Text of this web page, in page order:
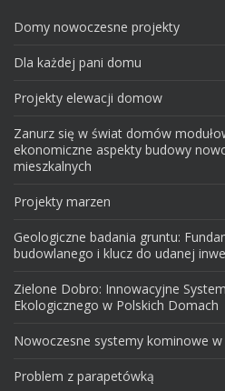
Domy nowoczesne projekty
Dla każdej pani domu
Projekty elewacji domow
Zanurz się w świat domów
ekonomiczne aspekty budowy
mieszkalnych
Projekty marzen
Geologiczne badania gruntu:
budowlanego i klucz do udanej
Zielone Dobro: Innowacyjne
Ekologicznego w Polskich Domach
Nowoczesne systemy kominowe w
Problem z parapetówką